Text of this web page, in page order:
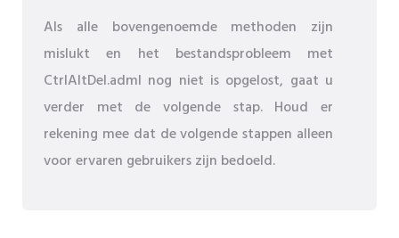
Als alle bovengenoemde methoden zijn
mislukt en het bestandsprobleem met
CtrlAltDel.adml nog niet is opgelost, gaat u
verder met de volgende stap. Houd er
rekening mee dat de volgende stappen alleen
voor ervaren gebruikers zijn bedoeld.